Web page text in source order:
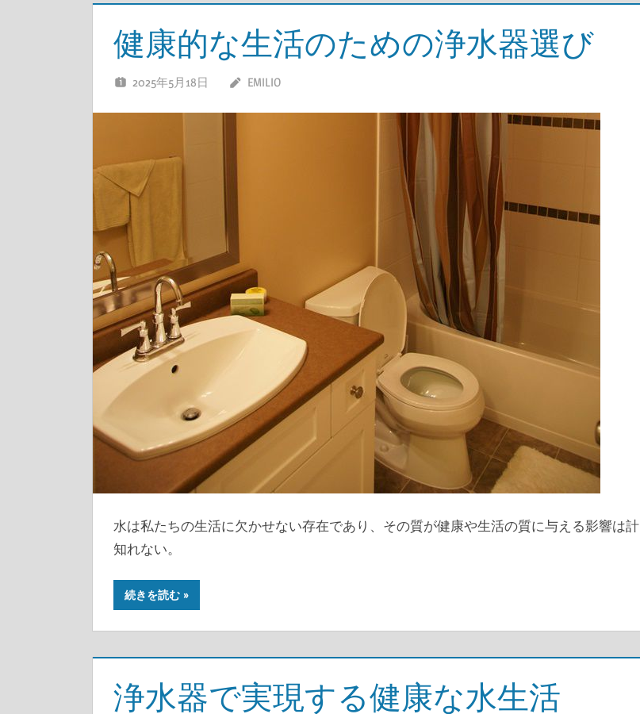
健康的な生活のための浄水器選び
2025年5月18日 EMILIO
水は私たちの生活に欠かせない存在であり、その質が健康や生活の質に与える影響は計
知れない。
続きを読む
浄水器で実現する健康な水生活